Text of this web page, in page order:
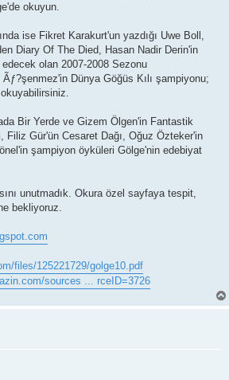
okuyun.
ise Fikret Karakurt'un yazdığı Uwe Boll,
Diary Of The Died, Hasan Nadir Derin'in
olan 2007-2008 Sezonu
Dünya Göğüs Kılı şampiyonu;
Bir Yerde ve Gizem Ölgen'in Fantastik
Filiz Gür'ün Cesaret Dağı, Oğuz Özteker'in
şampiyon öyküleri Gölge'nin edebiyat
unutmadık. Okura özel sayfaya tespit,
bekliyoruz.
files/125221729/golge10.pdf
sources ... rceID=3726